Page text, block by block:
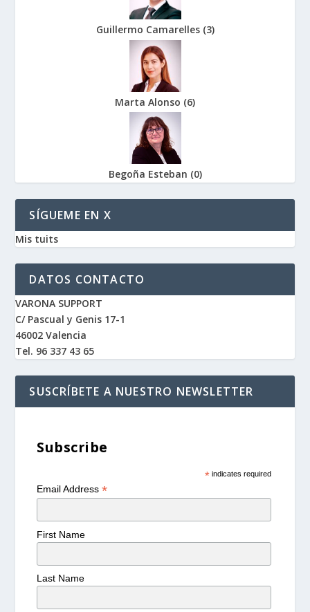
Guillermo Camarelles (3)
Marta Alonso (6)
Begoña Esteban (0)
SÍGUEME EN X
Mis tuits
DATOS CONTACTO
VARONA SUPPORT
C/ Pascual y Genis 17-1
46002 Valencia
Tel. 96 337 43 65
SUSCRÍBETE A NUESTRO NEWSLETTER
Subscribe
*indicates required
Email Address*
First Name
Last Name